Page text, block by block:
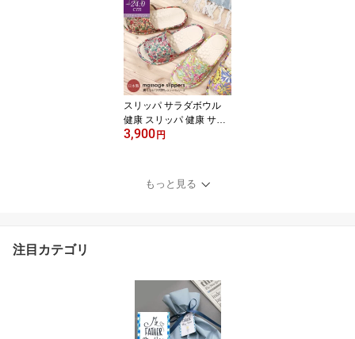
速乾角質ケア ゴシゴシ
ハードタイプ ボディウォ
ッシュタオル ギフト侍
超ハード ボディタオル父
の日
スリッパ サラダボウル
健康 スリッパ 健康 サン
ダル ツボ押し おしゃれ
ない 足裏 マッサージ 血
流 ギフト
3,900 円
もっと見る
注目カテゴリ